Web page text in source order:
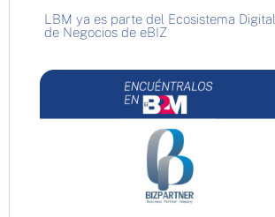
LBM ya es parte del Ecosistema Digital
de Negocios de eBIZ